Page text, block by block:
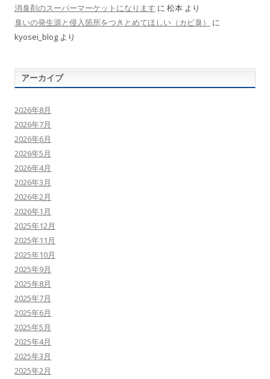
消臭剤のスーパーマーケットになります に 松本 より
臭いの発生源と侵入箇所をつきとめてほしい（カビ臭）
に
kyosei_blog より
アーカイブ
2026年8月
2026年7月
2026年6月
2026年5月
2026年4月
2026年3月
2026年2月
2026年1月
2025年12月
2025年11月
2025年10月
2025年9月
2025年8月
2025年7月
2025年6月
2025年5月
2025年4月
2025年3月
2025年2月